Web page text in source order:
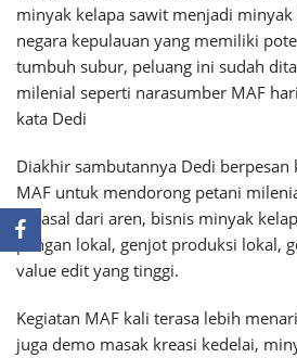
minyak kelapa sawit menjadi minyak
negara kepulauan yang memiliki
tumbuh subur, peluang ini sudah
milenial seperti narasumber MAF
kata Dedi
Diakhir sambutannya Dedi berpesan
MAF untuk mendorong petani
berasal dari aren, bisnis minyak
pangan lokal, genjot produksi lokal,
value edit yang tinggi.
Kegiatan MAF kali terasa lebih
juga demo masak kreasi kedelai,